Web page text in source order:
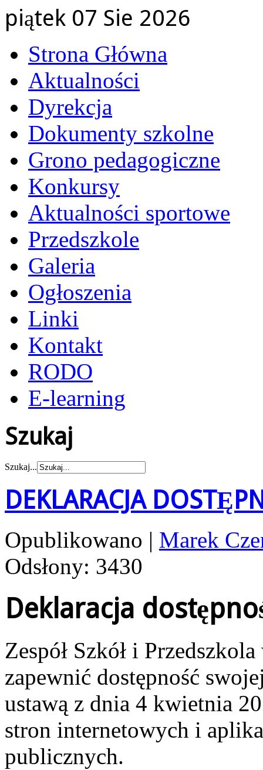
piątek 07 Sie 2026
Strona Główna
Aktualności
Dyrekcja
Dokumenty szkolne
Grono pedagogiczne
Konkursy
Aktualności sportowe
Przedszkole
Galeria
Ogłoszenia
Linki
Kontakt
RODO
E-learning
Szukaj
Szukaj...
DEKLARACJA
Opublikowano | Marek
Odsłony: 3430
Deklaracja
Zespół Szkół i
zapewnić dostępność
ustawą z dnia 4 kwietnia
stron internetowych i
publicznych.